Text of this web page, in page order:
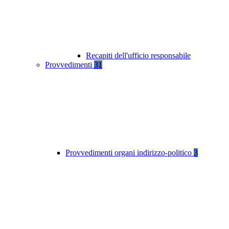
Recapiti dell'ufficio responsabile
Provvedimenti 31
Provvedimenti organi indirizzo-politico 3